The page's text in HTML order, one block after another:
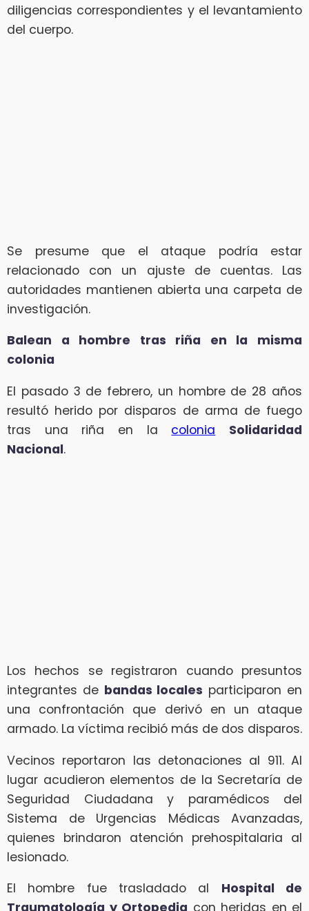
diligencias correspondientes y el levantamiento
del cuerpo.
Se presume que el ataque podría estar
relacionado con un ajuste de cuentas. Las
autoridades mantienen abierta una carpeta de
investigación.
Balean a hombre tras riña en la misma
colonia
El pasado 3 de febrero, un hombre de 28 años
resultó herido por disparos de arma de fuego
tras una riña en la colonia
Solidaridad
Nacional.
Los hechos se registraron cuando presuntos
integrantes de bandas locales participaron en
una confrontación que derivó en un ataque
armado. La víctima recibió más de dos disparos.
Vecinos reportaron las detonaciones al 911. Al
lugar acudieron elementos de la Secretaría de
Seguridad Ciudadana y paramédicos del
Sistema de Urgencias Médicas Avanzadas,
quienes brindaron atención prehospitalaria al
lesionado.
El hombre fue trasladado al Hospital de